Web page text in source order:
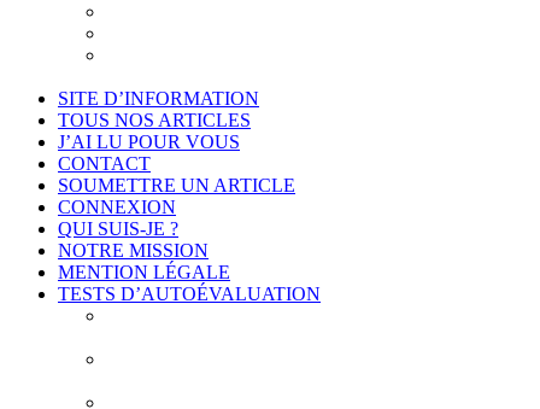
SITE D’INFORMATION
TOUS NOS ARTICLES
J’AI LU POUR VOUS
CONTACT
SOUMETTRE UN ARTICLE
CONNEXION
QUI SUIS-JE ?
NOTRE MISSION
MENTION LÉGALE
TESTS D’AUTOÉVALUATION